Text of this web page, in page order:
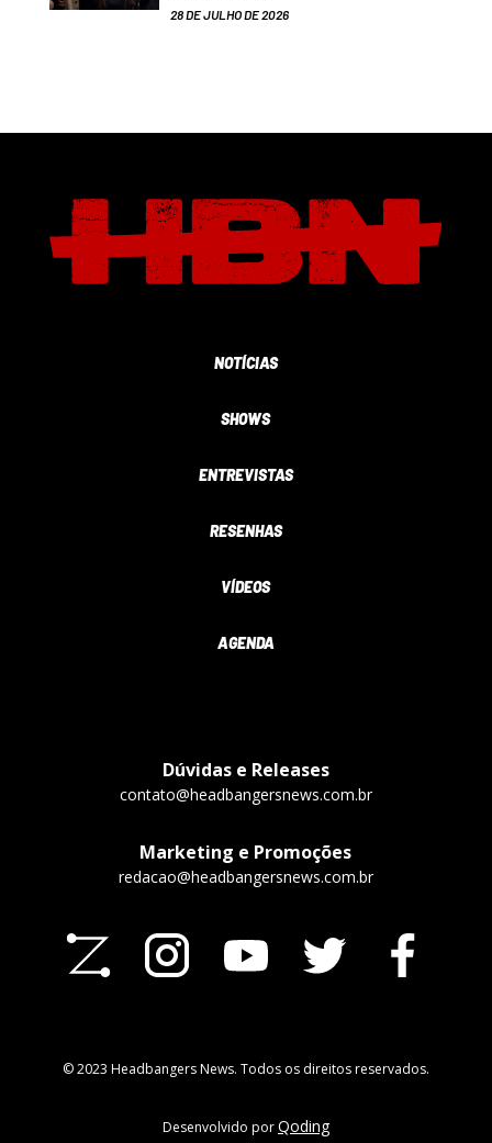
28 DE JULHO DE 2026
NOTÍCIAS
SHOWS
ENTREVISTAS
RESENHAS
VÍDEOS
AGENDA
Dúvidas e Releases
contato@headbangersnews.com.br
Marketing e Promoções
redacao@headbangersnews.com.br
© 2023 Headbangers News. Todos os direitos reservados.
Desenvolvido porQoding